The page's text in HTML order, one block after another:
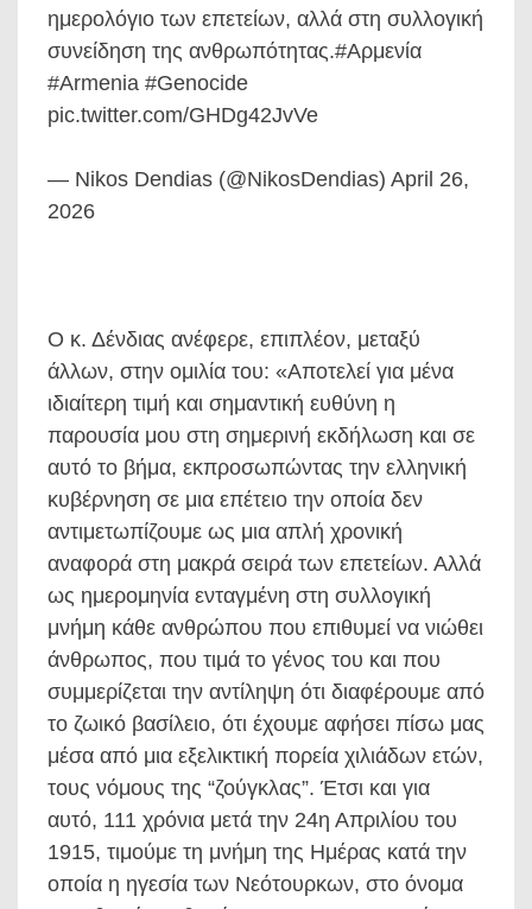
ημερολόγιο των επετείων, αλλά στη συλλογική
συνείδηση της ανθρωπότητας.#Αρμενία
#Armenia #Genocide
pic.twitter.com/GHDg42JvVe
— Nikos Dendias (@NikosDendias) April 26,
2026
Ο κ. Δένδιας ανέφερε, επιπλέον, μεταξύ
άλλων, στην ομιλία του: «Αποτελεί για μένα
ιδιαίτερη τιμή και σημαντική ευθύνη η
παρουσία μου στη σημερινή εκδήλωση και σε
αυτό το βήμα, εκπροσωπώντας την ελληνική
κυβέρνηση σε μια επέτειο την οποία δεν
αντιμετωπίζουμε ως μια απλή χρονική
αναφορά στη μακρά σειρά των επετείων. Αλλά
ως ημερομηνία ενταγμένη στη συλλογική
μνήμη κάθε ανθρώπου που επιθυμεί να νιώθει
άνθρωπος, που τιμά το γένος του και που
συμμερίζεται την αντίληψη ότι διαφέρουμε από
το ζωικό βασίλειο, ότι έχουμε αφήσει πίσω μας
μέσα από μια εξελικτική πορεία χιλιάδων ετών,
τους νόμους της “ζούγκλας”. Έτσι και για
αυτό, 111 χρόνια μετά την 24η Απριλίου του
1915, τιμούμε τη μνήμη της Ημέρας κατά την
οποία η ηγεσία των Νεότουρκων, στο όνομα